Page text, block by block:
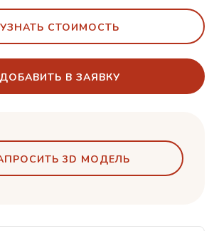
УЗНАТЬ СТОИМОСТЬ
ДОБАВИТЬ В ЗАЯВКУ
3D МОДЕЛЬ